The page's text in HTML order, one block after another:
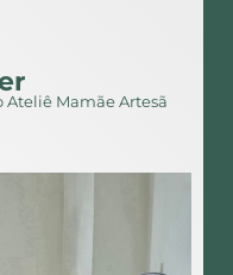
Mamãe Artesã